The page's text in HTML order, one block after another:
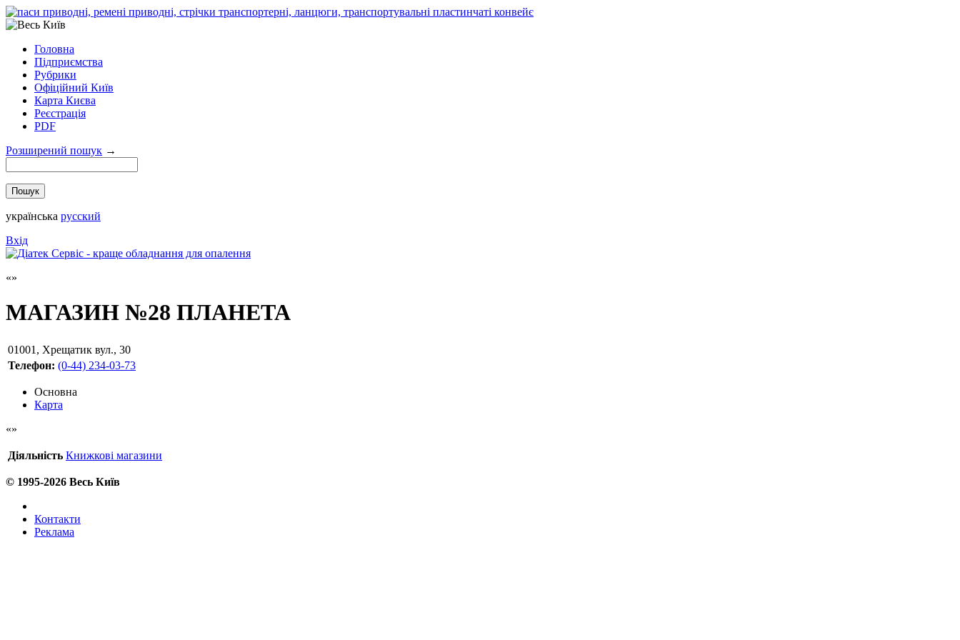
Головна
Підприємства
Рубрики
Офіційний Київ
Карта Києва
Реєстрація
PDF
Розширений пошук →
українська русский
Вхід
МАГАЗИН №28 ПЛАНЕТА
01001 , Хрещатик вул., 30
Телефон: (0-44) 234-03-73
Основна
Карта
Діяльність Книжкові магазини
© 1995-2026 Весь Київ
Контакти
Реклама